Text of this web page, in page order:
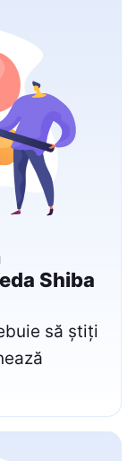
Shiba
să știți